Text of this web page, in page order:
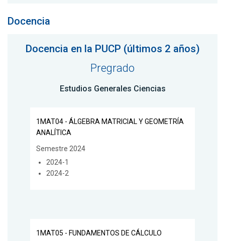
Docencia
Docencia en la PUCP (últimos 2 años)
Pregrado
Estudios Generales Ciencias
1MAT04 - ÁLGEBRA MATRICIAL Y GEOMETRÍA
ANALÍTICA
Semestre 2024
2024-1
2024-2
1MAT05 - FUNDAMENTOS DE CÁLCULO